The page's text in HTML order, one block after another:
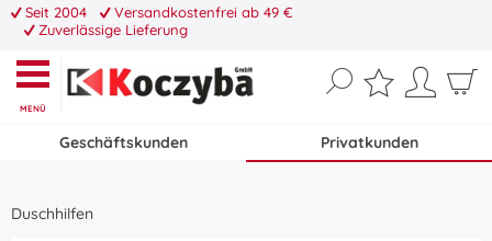
Seit 2004
Versandkostenfrei ab 49 €
Zuverlässige Lieferung
MENÜ
Geschäftskunden Privatkunden
Duschhilfen